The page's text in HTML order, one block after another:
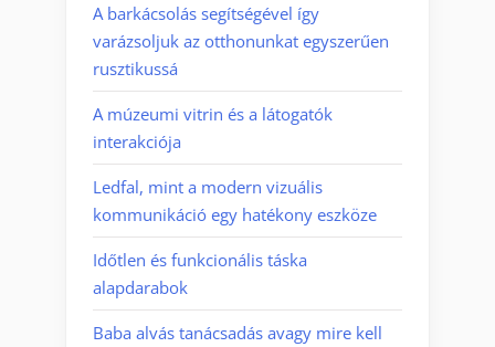
A barkácsolás segítségével így
varázsoljuk az otthonunkat egyszerűen
rusztikussá
A múzeumi vitrin és a látogatók
interakciója
Ledfal, mint a modern vizuális
kommunikáció egy hatékony eszköze
Időtlen és funkcionális táska
alapdarabok
Baba alvás tanácsadás avagy mire kell